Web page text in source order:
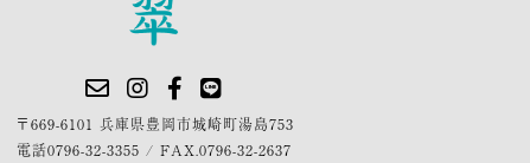
〒669-6101 兵庫県豊岡市城崎町湯島753
電話0796-32-3355 / FAX.0796-32-2637